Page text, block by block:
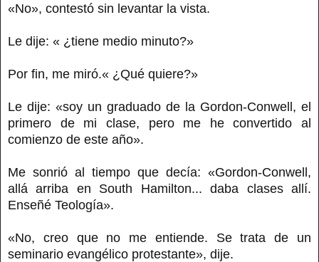
«No», contestó sin levantar la vista.
Le dije: « ¿tiene medio minuto?»
Por fin, me miró.« ¿Qué quiere?»
Le dije: «soy un graduado de la Gordon-Conwell, el
primero de mi clase, pero me he convertido al
comienzo de este año».
Me sonrió al tiempo que decía: «Gordon-Conwell,
allá arriba en South Hamilton... daba clases allí.
Enseñé Teología».
«No, creo que no me entiende. Se trata de un
seminario evangélico protestante», dije.